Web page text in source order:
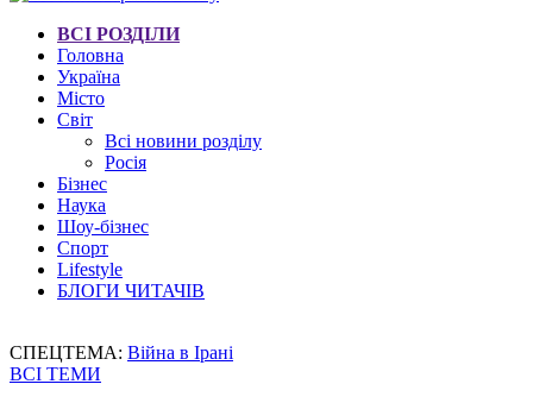
ВСІ РОЗДІЛИ
Головна
Україна
Місто
Світ
Всі новини розділу
Росія
Бізнес
Наука
Шоу-бізнес
Спорт
Lifestyle
БЛОГИ ЧИТАЧІВ
СПЕЦТЕМА: Війна в Ірані
ВСІ ТЕМИ